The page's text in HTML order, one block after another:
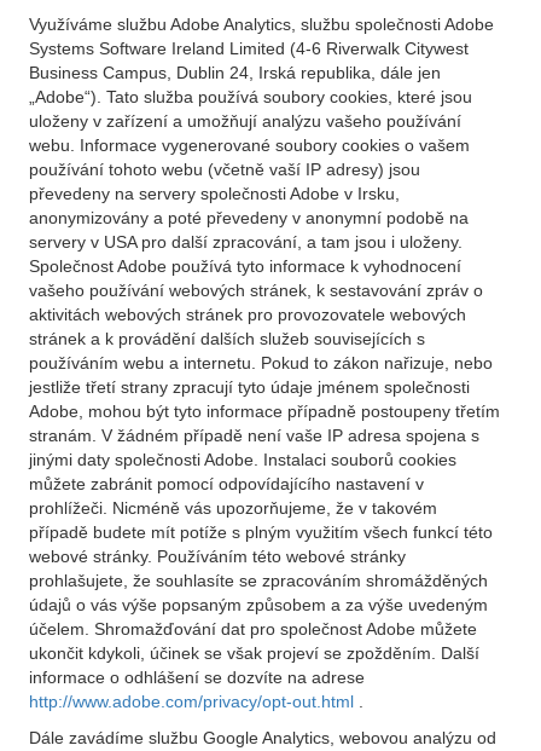
Využíváme službu Adobe Analytics, službu společnosti Adobe
Systems Software Ireland Limited (4-6 Riverwalk Citywest
Business Campus, Dublin 24, Irská republika, dále jen
„Adobe“). Tato služba používá soubory cookies, které jsou
uloženy v zařízení a umožňují analýzu vašeho používání
webu. Informace vygenerované soubory cookies o vašem
používání tohoto webu (včetně vaší IP adresy) jsou
převedeny na servery společnosti Adobe v Irsku,
anonymizovány a poté převedeny v anonymní podobě na
servery v USA pro další zpracování, a tam jsou i uloženy.
Společnost Adobe používá tyto informace k vyhodnocení
vašeho používání webových stránek, k sestavování zpráv o
aktivitách webových stránek pro provozovatele webových
stránek a k provádění dalších služeb souvisejících s
používáním webu a internetu. Pokud to zákon nařizuje, nebo
jestliže třetí strany zpracují tyto údaje jménem společnosti
Adobe, mohou být tyto informace případně postoupeny třetím
stranám. V žádném případě není vaše IP adresa spojena s
jinými daty společnosti Adobe. Instalaci souborů cookies
můžete zabránit pomocí odpovídajícího nastavení v
prohlížeči. Nicméně vás upozorňujeme, že v takovém
případě budete mít potíže s plným využitím všech funkcí této
webové stránky. Používáním této webové stránky
prohlašujete, že souhlasíte se zpracováním shromážděných
údajů o vás výše popsaným způsobem a za výše uvedeným
účelem. Shromažďování dat pro společnost Adobe můžete
ukončit kdykoli, účinek se však projeví se zpožděním. Další
informace o odhlášení se dozvíte na adrese
http://www.adobe.com/privacy/opt-out.html
Dále zavádíme službu Google Analytics, webovou analýzu od